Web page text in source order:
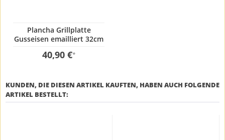
Plancha Grillplatte
Gusseisen emailliert 32cm
40,90 €*
KUNDEN, DIE DIESEN ARTIKEL KAUFTEN, HABEN AUCH FOLGENDE
ARTIKEL BESTELLT: